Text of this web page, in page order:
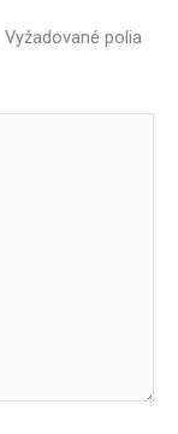
Vyžadované polia